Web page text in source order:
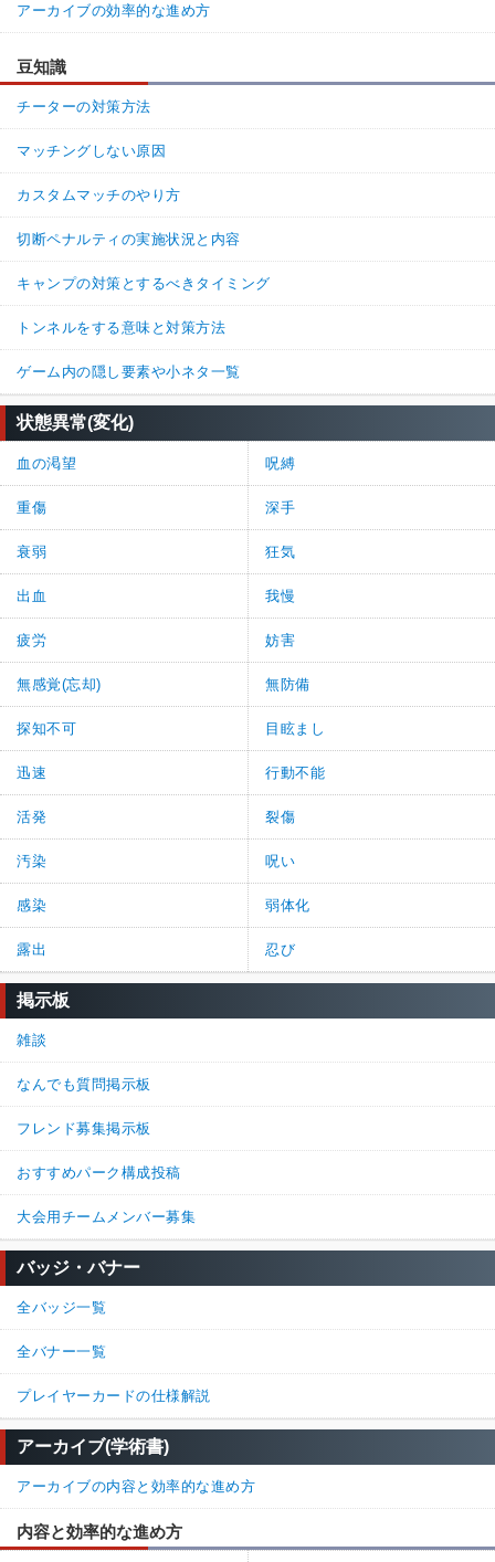
アーカイブの効率的な進め方
豆知識
チーターの対策方法
マッチングしない原因
カスタムマッチのやり方
切断ペナルティの実施状況と内容
キャンプの対策とするべきタイミング
トンネルをする意味と対策方法
ゲーム内の隠し要素や小ネタ一覧
状態異常(変化)
血の渇望 呪縛
重傷 深手
衰弱 狂気
出血 我慢
疲労 妨害
無感覚(忘却) 無防備
探知不可 目眩まし
迅速 行動不能
活発 裂傷
汚染 呪い
感染 弱体化
露出 忍び
掲示板
雑談
なんでも質問掲示板
フレンド募集掲示板
おすすめパーク構成投稿
大会用チームメンバー募集
バッジ・バナー
全バッジ一覧
全バナー一覧
プレイヤーカードの仕様解説
アーカイブ(学術書)
アーカイブの内容と効率的な進め方
内容と効率的な進め方